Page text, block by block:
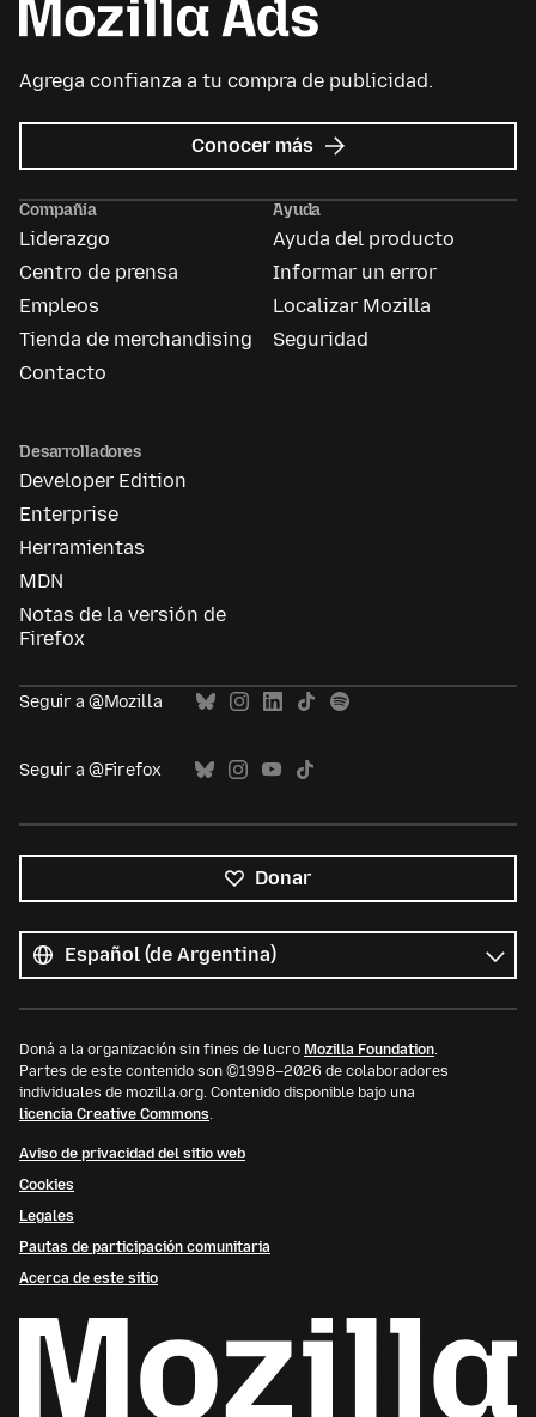
Agrega confianza a tu compra de publicidad.
Conocer más sobre
Mozilla
Compañía
Liderazgo
Centro de prensa
Empleos
Tienda de merchandising
Contacto
Ayuda
Ayuda del producto
Informar un error
Localizar Mozilla
Seguridad
Desarrolladores
Developer Edition
Enterprise
Herramientas
MDN
Notas de la versión de
Firefox
Seguir a @Mozilla
Seguir a @Firefox
Donar
los
idiomas
Idioma
Doná a la organización sin fines de lucro Mozilla Foundation.
Partes de este contenido son ©1998–2026 de colaboradores
individuales de mozilla.org. Contenido disponible bajo una
licencia Creative Commons.
Aviso de privacidad del sitio web
Cookies
Legales
Pautas de participación comunitaria
Acerca de este sitio